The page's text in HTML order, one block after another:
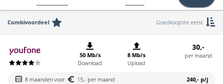
Combivoordeel Goedkoopste eerst
50 Mb/s
Download
8 Mb/s
Upload
30,-
per maand
8 maanden voor 15,- per maand 240,- p/j